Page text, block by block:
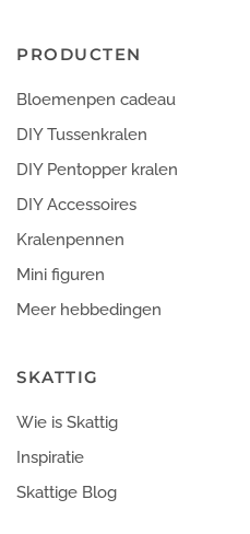
PRODUCTEN
Bloemenpen cadeau
DIY Tussenkralen
DIY Pentopper kralen
DIY Accessoires
Kralenpennen
Mini figuren
Meer hebbedingen
SKATTIG
Wie is Skattig
Inspiratie
Skattige Blog